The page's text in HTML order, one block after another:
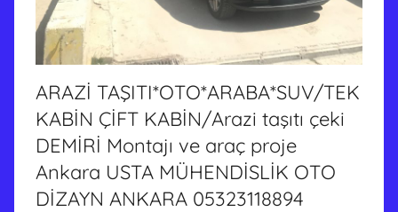
ARAZİ TAŞITI*OTO*ARABA*SUV/TEK
KABİN ÇİFT KABİN/Arazi taşıtı çeki
DEMİRİ Montajı ve araç proje
Ankara USTA MÜHENDİSLİK OTO
DİZAYN ANKARA 05323118894